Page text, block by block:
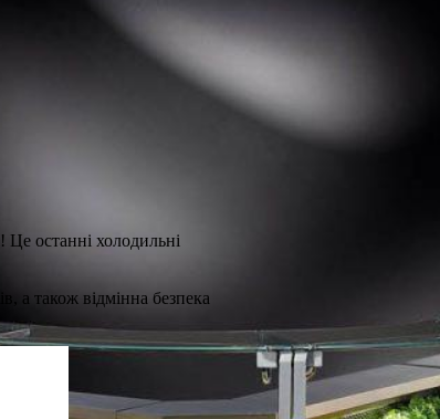
останні холодильні
а також відмінна безпека